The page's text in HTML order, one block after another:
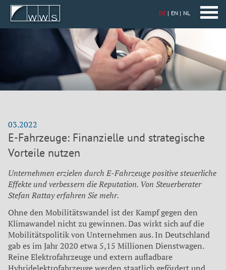
DE EN NL
03.2022
E-Fahrzeuge: Finanzielle und strategische
Vorteile nutzen
Unternehmen erzielen durch E-Fahrzeuge positive steuerliche
Effekte und verbessern die Reputation. Von Steuerberater
Stefan Rattay erfahren Sie mehr.
Ohne den Mobilitätswandel ist der Kampf gegen den
Klimawandel nicht zu gewinnen. Das wirkt sich auf die
Mobilitätspolitik von Unternehmen aus. In Deutschland
gab es im Jahr 2020 etwa 5,15 Millionen Dienstwagen.
Reine Elektrofahrzeuge und extern aufladbare